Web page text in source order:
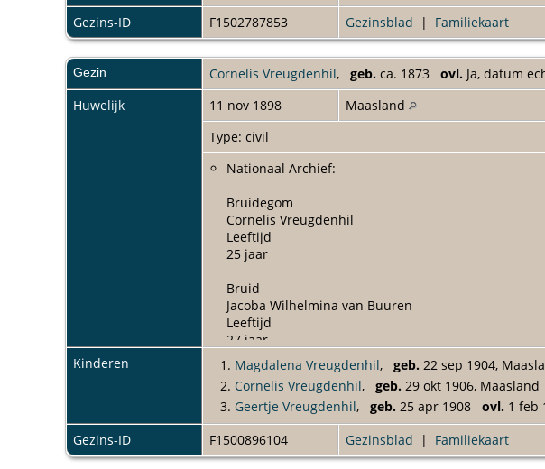
Gezins-ID
F1502787853 Gezinsblad | Familiekaart
Gezin Cornelis Vreugdenhil, geb. ca. 1873 ovl. Ja, datum
Huwelijk
11 nov 1898
Maasland
Type: civil
Nationaal Archief:
Bruidegom
Cornelis Vreugdenhil
Leeftijd
25 jaar
Bruid
Jacoba Wilhelmina van Buuren
Leeftijd
27 jaar
Vader van de bruidegom
Adrianus Vreugdenhil
Moeder van de bruidegom
Leentje Mostert
Vader van de bruid
Kinderen 1. Magdalena Vreugdenhil, geb. 22 sep 1904,
2. Cornelis Vreugdenhil, geb. 29 okt 1906, Maasland
3. Geertje Vreugdenhil, geb. 25 apr 1908 ovl. 1 feb
Gezins-ID
F1500896104 Gezinsblad | Familiekaart